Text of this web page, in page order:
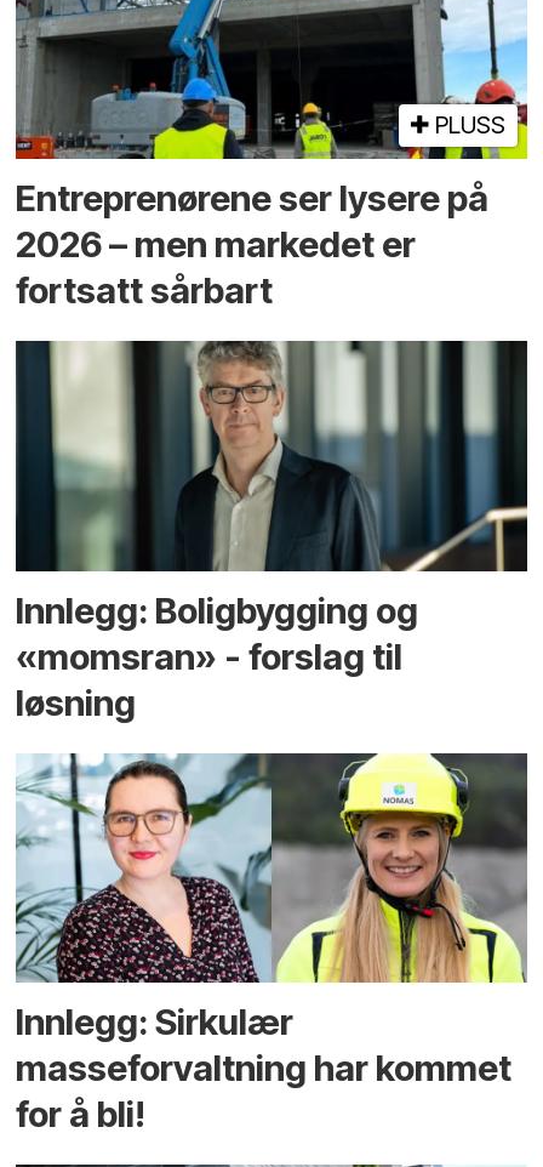
PLUSS
Entreprenørene ser lysere på
2026 – men markedet er
fortsatt sårbart
Innlegg: Boligbygging og
«momsran» - forslag til
løsning
Innlegg: Sirkulær
masseforvaltning har kommet
for å bli!